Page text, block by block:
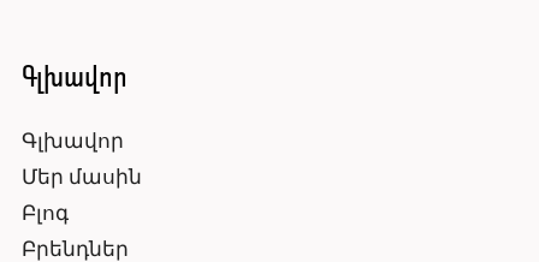
Գլխավոր
Գլխավոր
Մեր մասին
Բլոգ
Բրենդներ